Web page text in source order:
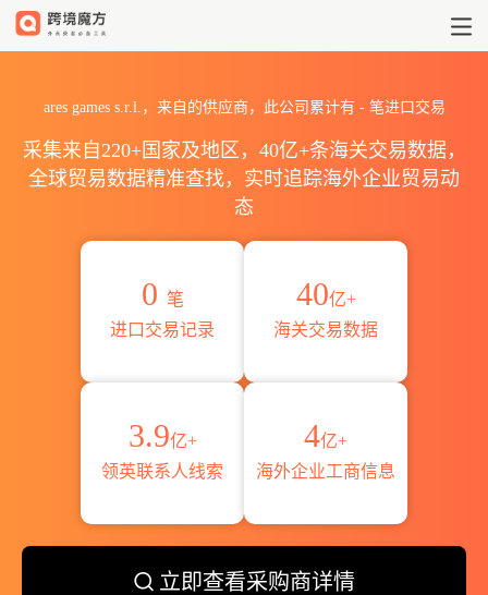
ares games s.r.l.，来自的供应商，此公司累计有 -笔进口交易
采集来自220+国家及地区，40亿+条海关交易数据，
全球贸易数据精准查找，实时追踪海外企业贸易动
态
0 笔
进口交易记录
40亿+
海关交易数据
3.9亿+
领英联系人线索
4亿+
海外企业工商信息
立即查看采购商详情